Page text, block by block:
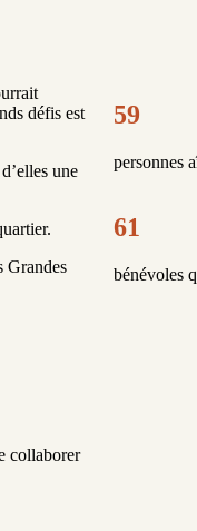
défis est
une
Grandes
59
personnes
61
bénévoles
collaborer